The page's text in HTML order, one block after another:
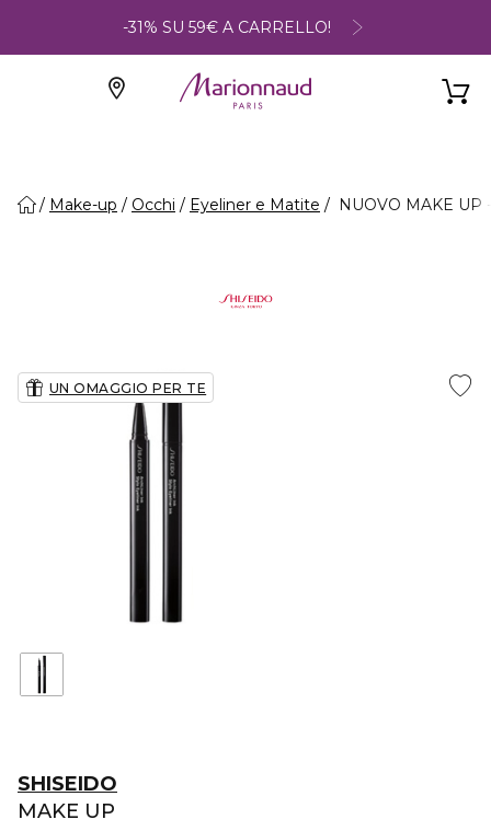
-31% SU 59€ A CARRELLO!
Make-up Occhi Eyeliner e Matite NUOVO MAKE UP
UN OMAGGIO PER TE
SHISEIDO
MAKE UP